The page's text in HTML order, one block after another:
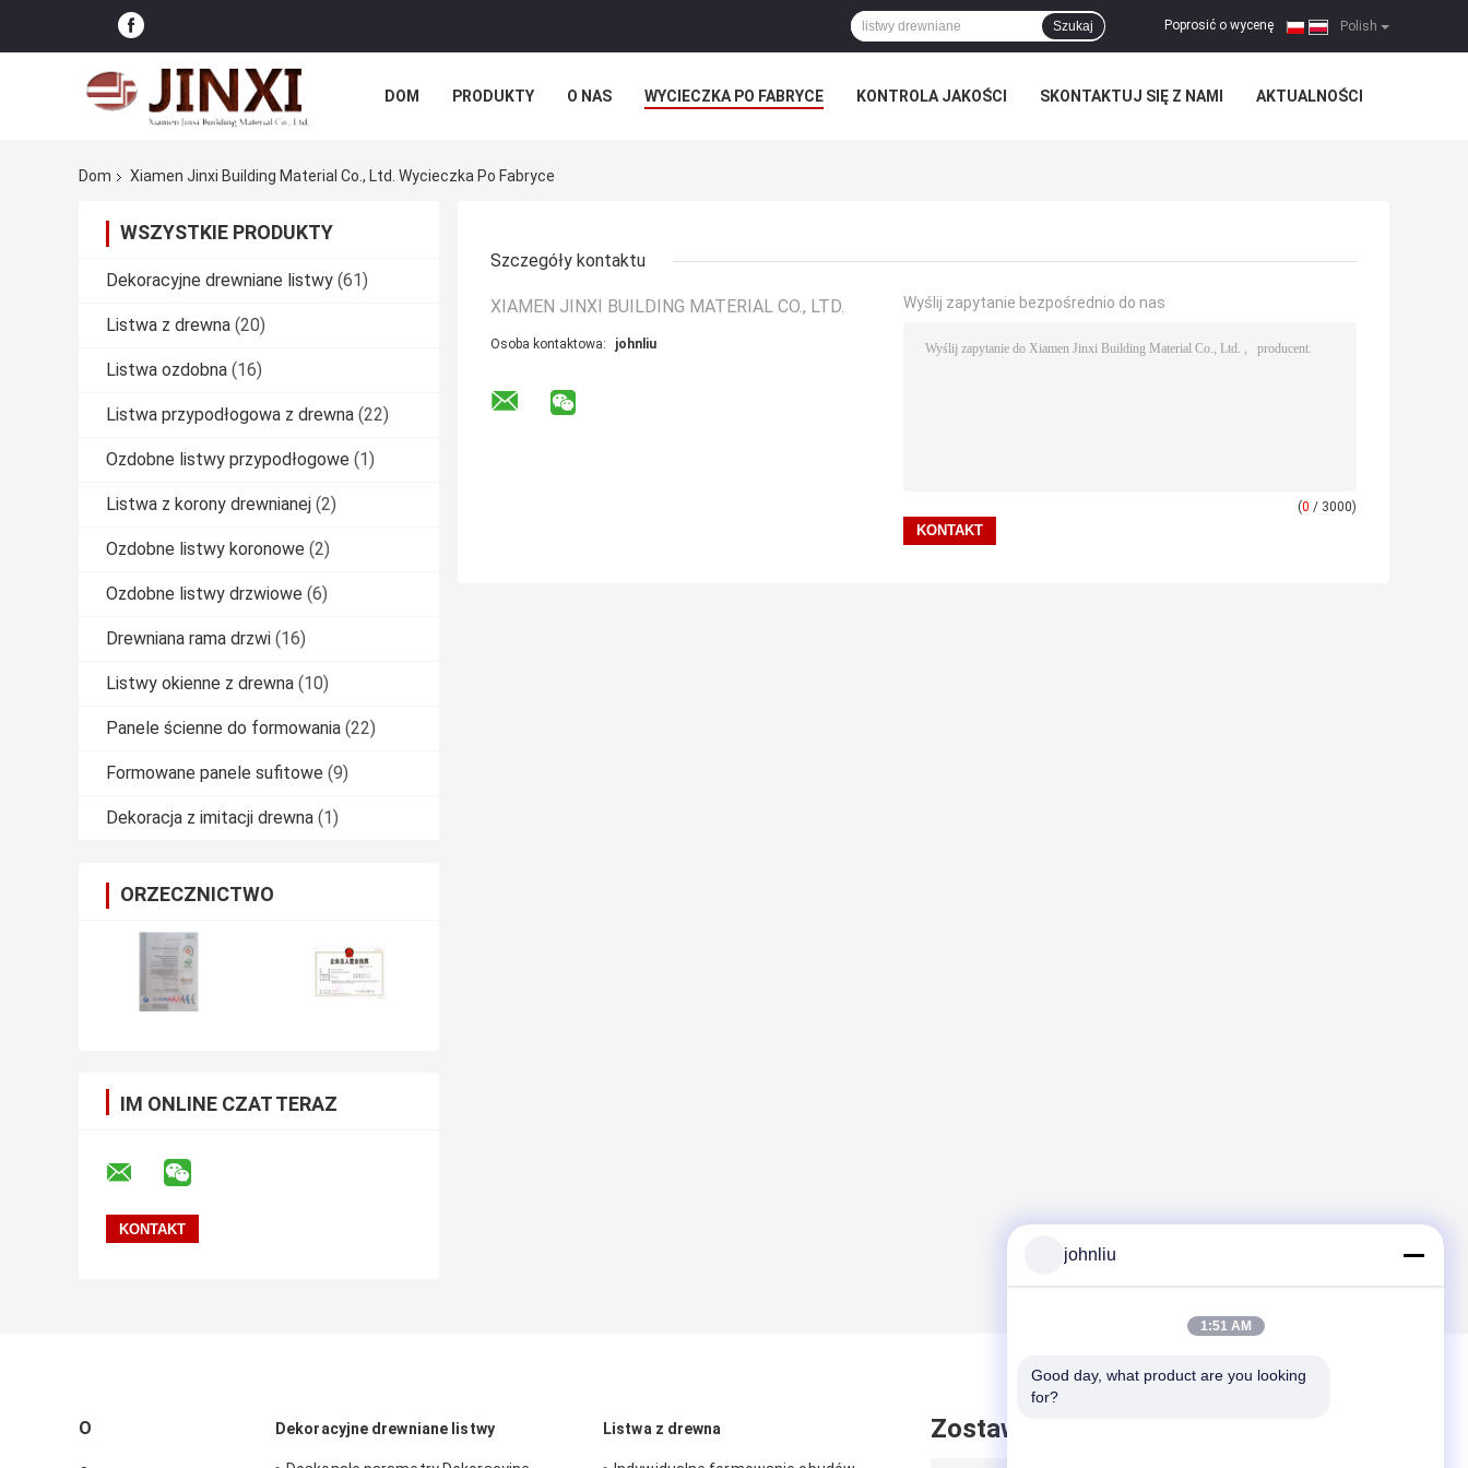
Polish
Poprosić o wycenę |
Szukaj
DOM PRODUKTY O NAS WYCIECZKA PO FABRYCE KONTROLA JAKOŚCI SKONTAKTUJ SIĘ Z NAMI AKTUALNOŚCI
Dom
Xiamen Jinxi Building Material Co., Ltd. Wycieczka Po Fabryce
WSZYSTKIE PRODUKTY
Dekoracyjne drewniane listwy (61)
Listwa z drewna (20)
Listwa ozdobna (16)
Listwa przypodłogowa z drewna (22)
Ozdobne listwy przypodłogowe (1)
Listwa z korony drewnianej (2)
Ozdobne listwy koronowe (2)
Ozdobne listwy drzwiowe (6)
Drewniana rama drzwi (16)
Listwy okienne z drewna (10)
Panele ścienne do formowania (22)
Formowane panele sufitowe (9)
Dekoracja z imitacji drewna (1)
ORZECZNICTWO
IM ONLINE CZAT TERAZ
Szczegóły kontaktu
XIAMEN JINXI BUILDING MATERIAL CO., LTD.
Osoba kontaktowa: johnliu
Wyślij zapytanie bezpośrednio do nas
(0 / 3000)
O Dekoracyjne drewniane listwy Listwa z drewna Zostaw wiadomość
johnliu
1:51 AM
Good day, what product are you looking
for?